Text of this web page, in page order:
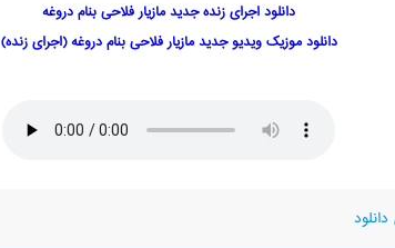
دانلود اجرای زنده جدید مازیار فلاحی بنام دروغه
دانلود موزیک ویدیو جدید مازیار فلاحی بنام دروغه (اجرای زنده)